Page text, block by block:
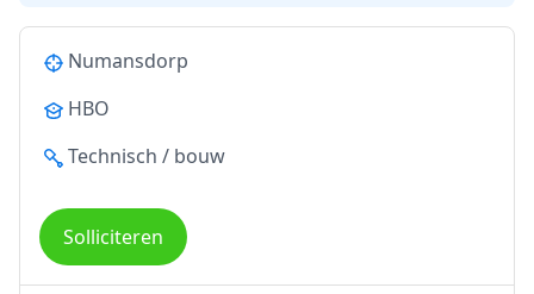
Numansdorp
HBO
Technisch / bouw
Solliciteren